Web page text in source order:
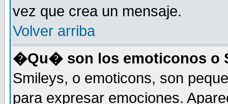
vez que crea un mensaje.
Volver arriba
�Qu� son los emoticonos o
Smileys, o emoticons, son
para expresar emociones.